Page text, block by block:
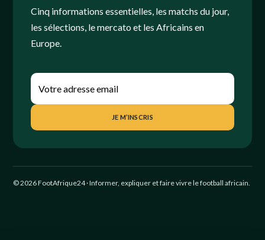
Cinq informations essentielles, les matchs du jour,
les sélections, le mercato et les Africains en
Europe.
JE M’INSCRIS
© 2026 FootAfrique24 · Informer, expliquer et faire vivre le football africain.